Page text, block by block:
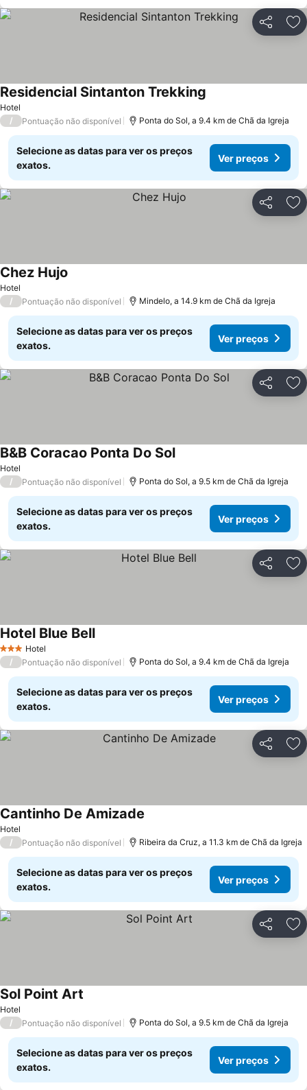
Partilhar
Hotel
Residencial Sintanton Trekking
/ Pontuação não disponível Ponta do Sol, a 9.4 km de Chã da Igreja
Selecione as datas para ver os preços
exatos.
Ver preços
Partilhar
Hotel
Chez Hujo
/ Pontuação não disponível Mindelo, a 14.9 km de Chã da Igreja
Selecione as datas para ver os preços
exatos.
Ver preços
Partilhar
Hotel
B&B Coracao Ponta Do Sol
/ Pontuação não disponível Ponta do Sol, a 9.5 km de Chã da Igreja
Selecione as datas para ver os preços
exatos.
Ver preços
Partilhar
3 EstrelasHotel
Hotel Blue Bell
/ Pontuação não disponível Ponta do Sol, a 9.4 km de Chã da Igreja
Selecione as datas para ver os preços
exatos.
Ver preços
Partilhar
Hotel
Cantinho De Amizade
/ Pontuação não disponível Ribeira da Cruz, a 11.3 km de Chã da Igreja
Selecione as datas para ver os preços
exatos.
Ver preços
Partilhar
Hotel
Sol Point Art
/ Pontuação não disponível Ponta do Sol, a 9.5 km de Chã da Igreja
Selecione as datas para ver os preços
exatos.
Ver preços